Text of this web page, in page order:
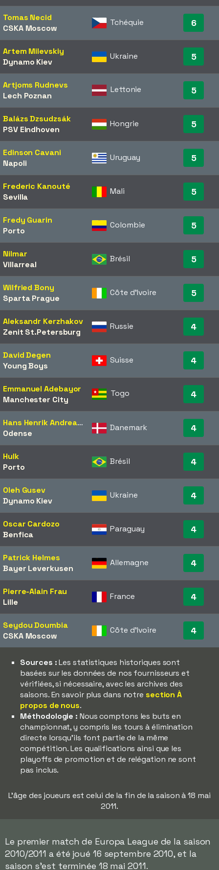
Tomas Necid
CSKA Moscow
Tchéquie 6
Artem Milevskiy
Dynamo Kiev
Ukraine 5
Artjoms Rudnevs
Lech Poznan
Lettonie 5
Balázs Dzsudzsák
PSV Eindhoven
Hongrie 5
Edinson Cavani
Napoli
Uruguay 5
Frederic Kanouté
Sevilla
Mali 5
Fredy Guarin
Porto
Colombie 5
Nilmar
Villarreal
Brésil 5
Wilfried Bony
Sparta Prague
Côte d'Ivoire 5
Aleksandr Kerzhakov
Zenit St.Petersburg
Russie 4
David Degen
Young Boys
Suisse 4
Emmanuel Adebayor
Manchester City
Togo 4
Hans Henrik Andreasen
Odense
Danemark 4
Hulk
Porto
Brésil 4
Oleh Gusev
Dynamo Kiev
Ukraine 4
Oscar Cardozo
Benfica
Paraguay 4
Patrick Helmes
Bayer Leverkusen
Allemagne 4
Pierre-Alain Frau
Lille
France 4
Seydou Doumbia
CSKA Moscow
Côte d'Ivoire 4
Sources :Les statistiques historiques sont
basées sur les données de nos fournisseurs et
vérifiées, si nécessaire, avec les archives des
saisons. En savoir plus dans notre section À
propos de nous.
Méthodologie : Nous comptons les buts en
championnat, y compris les tours à élimination
directe lorsqu'ils font partie de la même
compétition. Les qualifications ainsi que les
playoffs de promotion et de relégation ne sont
pas inclus.
L'âge des joueurs est celui de la fin de la saison à 18 mai
2011.
Le premier match de Europa League de la saison
2010/2011 a été joué 16 septembre 2010, et la
saison s'est terminée 18 mai 2011.